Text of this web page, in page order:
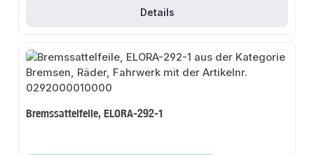
Details
Bremssattelfeile, ELORA-292-1